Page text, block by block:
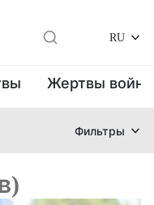
RU
Жертвы
Фильтры